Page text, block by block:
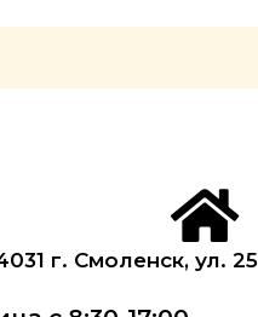
г. Смоленск, ул.